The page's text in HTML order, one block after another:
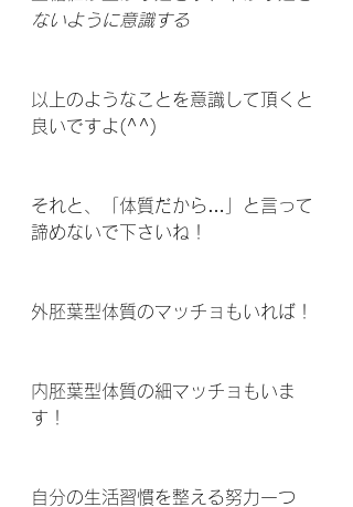
ないように意識する
以上のようなことを意識して頂くと
良いですよ(^^)
それと、「体質だから…」と言って
諦めないで下さいね！
外胚葉型体質のマッチョもいれば！
内胚葉型体質の細マッチョもいま
す！
自分の生活習慣を整える努力一つ